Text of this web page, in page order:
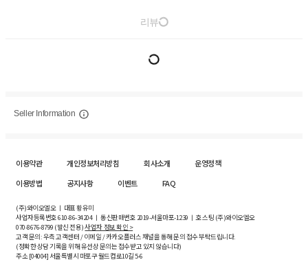
리뷰
Seller Information
이용약관 개인정보처리방침 회사소개
운영정책
이용방법
공지사항 이벤트 FAQ
(주)와이오엘오 ㅣ 대표 황유미
사업자등록번호610-86-34204ㅣ 통신판매번호 2019-서울마포-1239 ㅣ 호스팅 (주)와이오엘오
070-8676-8799 (발신 전용)사업자 정보 확인 >
고객 문의: 우측 고객센터 / 이메일 / 카카오플러스 채널을 통해 문의 접수 부탁드립니다.
(정확한 상담 기록을 위해 유선상 문의는 접수받고 있지 않습니다)
주소 [04004] 서울특별시 마포구 월드컵로10길5-6